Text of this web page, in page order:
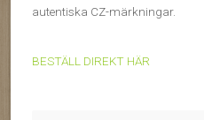
autentiska CZ-märkningar.
BESTÄLL DIREKT HÄR